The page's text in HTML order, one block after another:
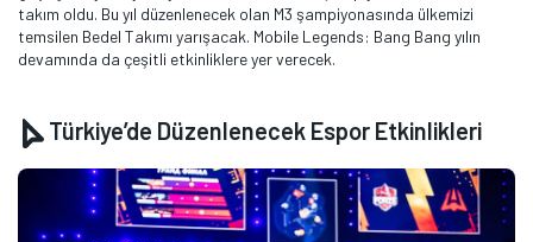
takım oldu. Bu yıl düzenlenecek olan M3 şampiyonasında ülkemizi
temsilen Bedel Takımı yarışacak. Mobile Legends: Bang Bang yılın
devamında da çeşitli etkinliklere yer verecek.
Türkiye’de Düzenlenecek Espor Etkinlikleri